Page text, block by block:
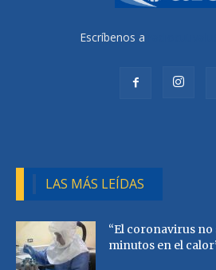
Escríbenos a
LAS MÁS LEÍDAS
“El coronavirus no
minutos en el